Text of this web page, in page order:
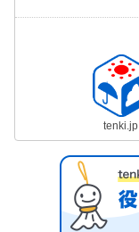
tenki.jp